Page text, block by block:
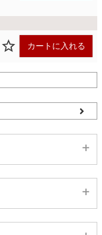
カートに入れる
入荷予定確認